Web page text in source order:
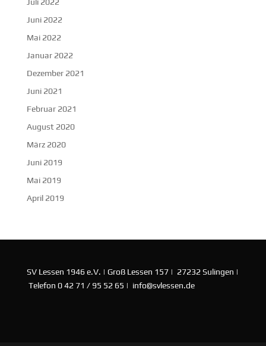
Juni 2022
Mai 2022
Januar 2022
Dezember 2021
Juni 2021
Februar 2021
August 2020
März 2020
Juni 2019
Mai 2019
April 2019
SV Lessen 1946 e.V. | Groß Lessen 157 | 27232 Sulingen |
Telefon 0 42 71 / 95 52 65 | info@svlessen.de